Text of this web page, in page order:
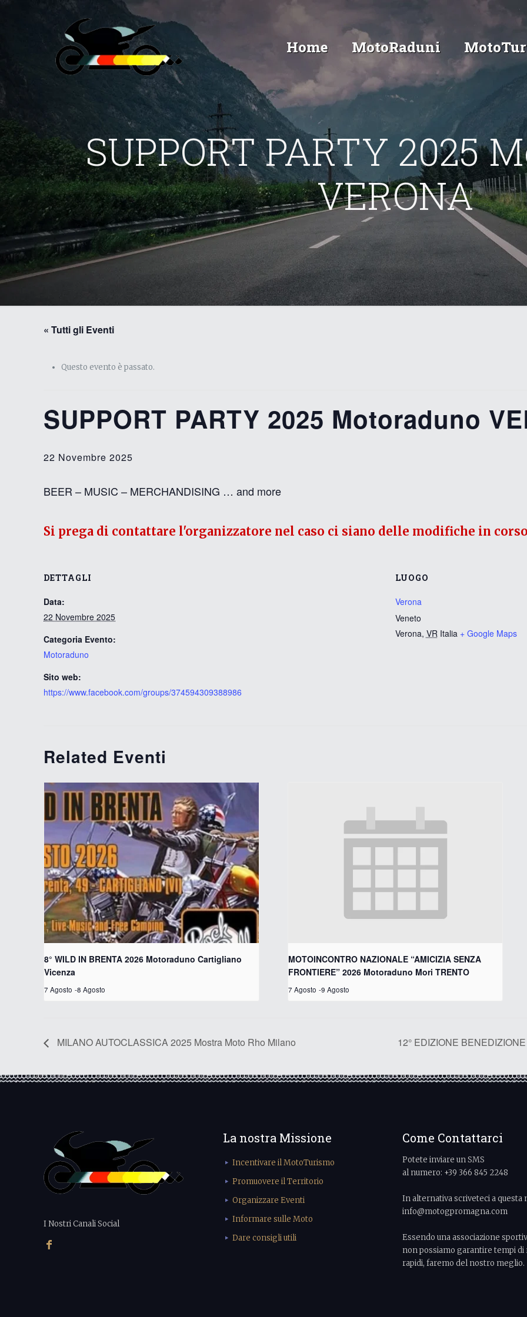
Home MotoRaduni
SUPPORT PARTY 2025
VERONA
« Tutti gli Eventi
Questo evento è passato.
SUPPORT PARTY 2025 Motoraduno
22 Novembre 2025
BEER – MUSIC – MERCHANDISING … and more
DETTAGLI
Data:
22 Novembre 2025
Categoria Evento:
Motoraduno
Sito web:
https://www.facebook.com/groups/374594309388986
LUOGO
Verona
Veneto
Verona, VR Italia + Google Maps
Related Eventi
8° WILD IN BRENTA 2026 Motoraduno Cartigliano
Vicenza
7 Agosto -8 Agosto
MOTOINCONTRO NAZIONALE “AMICIZIA SENZA
FRONTIERE” 2026 Motoraduno Mori TRENTO
7 Agosto -9 Agosto
Si prega di contattare l'organizzatore nel caso ci siano delle modifiche in
MILANO AUTOCLASSICA 2025 Mostra Moto Rho Milano 12° EDIZIONE
I Nostri Canali Social
La nostra Missione
Incentivare il MotoTurismo
Promuovere il Territorio
Organizzare Eventi
Informare sulle Moto
Dare consigli utili
Come Contattarci
Potete inviare un SMS
al numero: +39 366 845 2248
In alternativa scriveteci a questa
info@motogpromagna.com
Essendo una associazione
non possiamo garantire tempi di
rapidi, faremo del nostro meglio.